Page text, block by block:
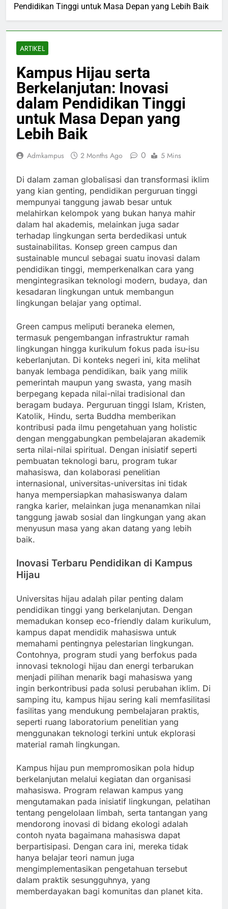
Pendidikan Tinggi untuk Masa Depan yang Lebih Baik
ARTIKEL
Kampus Hijau serta
Berkelanjutan: Inovasi
dalam Pendidikan Tinggi
untuk Masa Depan yang
Lebih Baik
Admkampus 2 Months Ago 0 5 Mins
Di dalam zaman globalisasi dan transformasi iklim
yang kian genting, pendidikan perguruan tinggi
mempunyai tanggung jawab besar untuk
melahirkan kelompok yang bukan hanya mahir
dalam hal akademis, melainkan juga sadar
terhadap lingkungan serta berdedikasi untuk
sustainabilitas. Konsep green campus dan
sustainable muncul sebagai suatu inovasi dalam
pendidikan tinggi, memperkenalkan cara yang
mengintegrasikan teknologi modern, budaya, dan
kesadaran lingkungan untuk membangun
lingkungan belajar yang optimal.
Green campus meliputi beraneka elemen,
termasuk pengembangan infrastruktur ramah
lingkungan hingga kurikulum fokus pada isu-isu
keberlanjutan. Di konteks negeri ini, kita melihat
banyak lembaga pendidikan, baik yang milik
pemerintah maupun yang swasta, yang masih
berpegang kepada nilai-nilai tradisional dan
beragam budaya. Perguruan tinggi Islam, Kristen,
Katolik, Hindu, serta Buddha memberikan
kontribusi pada ilmu pengetahuan yang holistic
dengan menggabungkan pembelajaran akademik
serta nilai-nilai spiritual. Dengan inisiatif seperti
pembuatan teknologi baru, program tukar
mahasiswa, dan kolaborasi penelitian
internasional, universitas-universitas ini tidak
hanya mempersiapkan mahasiswanya dalam
rangka karier, melainkan juga menanamkan nilai
tanggung jawab sosial dan lingkungan yang akan
menyusun masa yang akan datang yang lebih
baik.
Inovasi Terbaru Pendidikan di Kampus
Hijau
Universitas hijau adalah pilar penting dalam
pendidikan tinggi yang berkelanjutan. Dengan
memadukan konsep eco-friendly dalam kurikulum,
kampus dapat mendidik mahasiswa untuk
memahami pentingnya pelestarian lingkungan.
Contohnya, program studi yang berfokus pada
innovasi teknologi hijau dan energi terbarukan
menjadi pilihan menarik bagi mahasiswa yang
ingin berkontribusi pada solusi perubahan iklim. Di
samping itu, kampus hijau sering kali memfasilitasi
fasilitas yang mendukung pembelajaran praktis,
seperti ruang laboratorium penelitian yang
menggunakan teknologi terkini untuk ekplorasi
material ramah lingkungan.
Kampus hijau pun mempromosikan pola hidup
berkelanjutan melalui kegiatan dan organisasi
mahasiswa. Program relawan kampus yang
mengutamakan pada inisiatif lingkungan, pelatihan
tentang pengelolaan limbah, serta tantangan yang
mendorong inovasi di bidang ekologi adalah
contoh nyata bagaimana mahasiswa dapat
berpartisipasi. Dengan cara ini, mereka tidak
hanya belajar teori namun juga
mengimplementasikan pengetahuan tersebut
dalam praktik sesungguhnya, yang
memberdayakan bagi komunitas dan planet kita.